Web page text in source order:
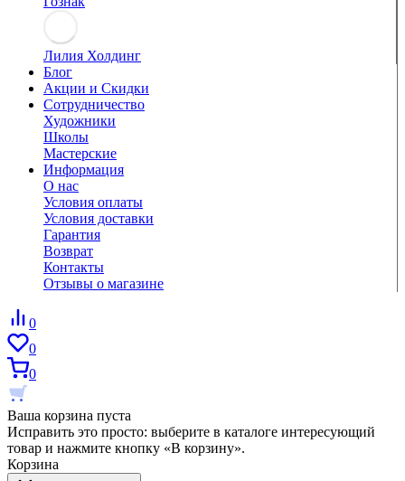
Лилия Холдинг
Блог
Акции и Скидки
Сотрудничество
Художники
Школы
Мастерские
Информация
О нас
Условия оплаты
Условия доставки
Гарантия
Возврат
Контакты
Отзывы о магазине
0
0
0
Ваша корзина пуста
Исправить это просто: выберите в каталоге интересующий
товар и нажмите кнопку «В корзину».
Корзина